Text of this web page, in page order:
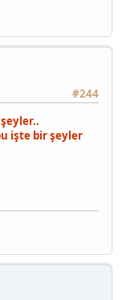
#244
işte bir şeyler